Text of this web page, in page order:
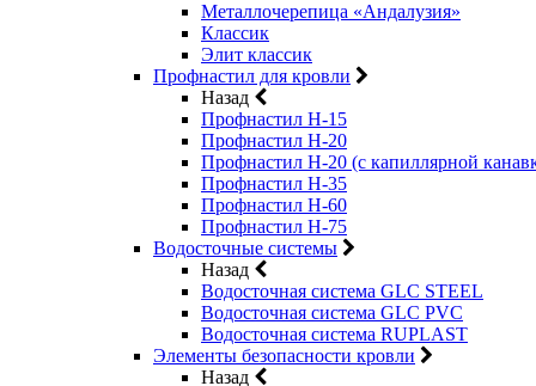
Металлочерепица «Андалузия»
Классик
Элит классик
Профнастил для кровли
Назад
Профнастил Н-15
Профнастил Н-20
Профнастил Н-20 (с капиллярной
Профнастил Н-35
Профнастил Н-60
Профнастил Н-75
Водосточные системы
Назад
Водосточная система GLC STEEL
Водосточная система GLC PVC
Водосточная система RUPLAST
Элементы безопасности кровли
Назад